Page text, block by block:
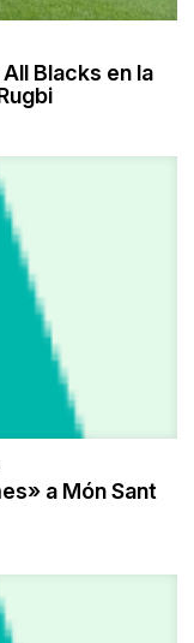
Blacks en la
a Món Sant